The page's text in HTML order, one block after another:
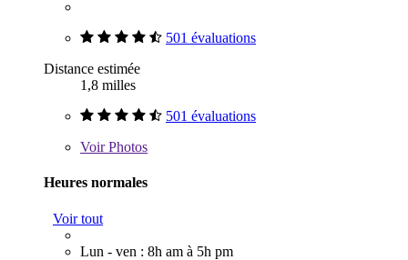
501 évaluations
Distance estimée
1,8 milles
501 évaluations
VoirPhotos
Heures normales
Voir tout
Lun - ven : 8h am à 5h pm